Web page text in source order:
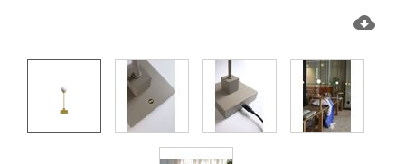
cloud_download